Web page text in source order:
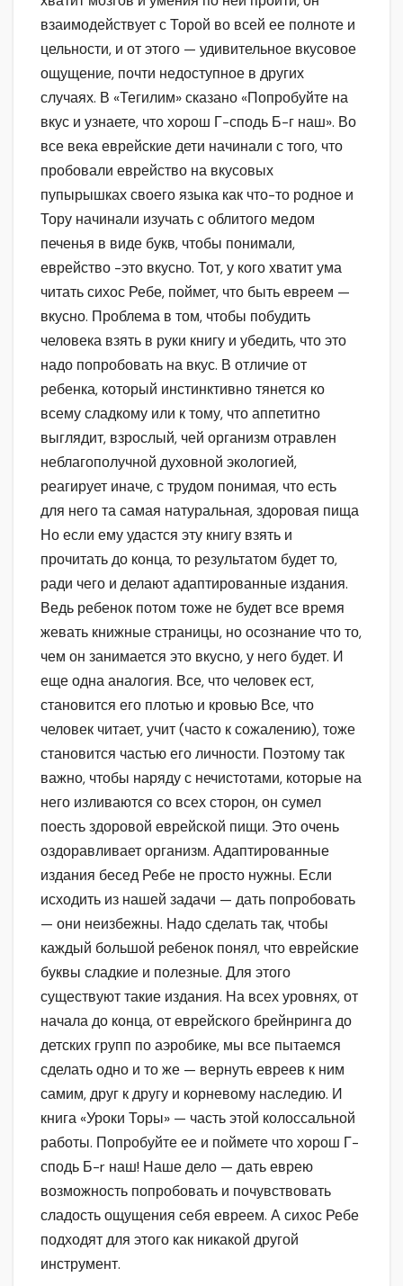
взаимодействует с Торой во всей ее полноте и
цельности, и от этого — удивительное вкусовое
ощущение, почти недоступное в других
случаях. В «Тегилим» сказано «Попробуйте на
вкус и узнаете, что хорош Г-сподь Б-г наш». Во
все века еврейские дети начинали с того, что
пробовали еврейство на вкусовых
пупырышках своего языка как что-то родное и
Тору начинали изучать с облитого медом
печенья в виде букв, чтобы понимали,
еврейство -это вкусно. Тот, у кого хватит ума
читать сихос Ребе, поймет, что быть евреем —
вкусно. Проблема в том, чтобы побудить
человека взять в руки книгу и убедить, что это
надо попробовать на вкус. В отличие от
ребенка, который инстинктивно тянется ко
всему сладкому или к тому, что аппетитно
выглядит, взрослый, чей организм отравлен
неблагополучной духовной экологией,
реагирует иначе, с трудом понимая, что есть
для него та самая натуральная, здоровая пища
Но если ему удастся эту книгу взять и
прочитать до конца, то результатом будет то,
ради чего и делают адаптированные издания.
Ведь ребенок потом тоже не будет все время
жевать книжные страницы, но осознание что то,
чем он занимается это вкусно, у него будет. И
еще одна аналогия. Все, что человек ест,
становится его плотью и кровью Все, что
человек читает, учит (часто к сожалению), тоже
становится частью его личности. Поэтому так
важно, чтобы наряду с нечистотами, которые на
него изливаются со всех сторон, он сумел
поесть здоровой еврейской пищи. Это очень
оздоравливает организм. Адаптированные
издания бесед Ребе не просто нужны. Если
исходить из нашей задачи — дать попробовать
— они неизбежны. Надо сделать так, чтобы
каждый большой ребенок понял, что еврейские
буквы сладкие и полезные. Для этого
существуют такие издания. На всех уровнях, от
начала до конца, от еврейского брейнринга до
детских групп по аэробике, мы все пытаемся
сделать одно и то же — вернуть евреев к ним
самим, друг к другу и корневому наследию. И
книга «Уроки Торы» — часть этой колоссальной
работы. Попробуйте ее и поймете что хорош Г-
сподь Б-r наш! Наше дело — дать еврею
возможность попробовать и почувствовать
сладость ощущения себя евреем. А сихос Ребе
подходят для этого как никакой другой
инструмент.